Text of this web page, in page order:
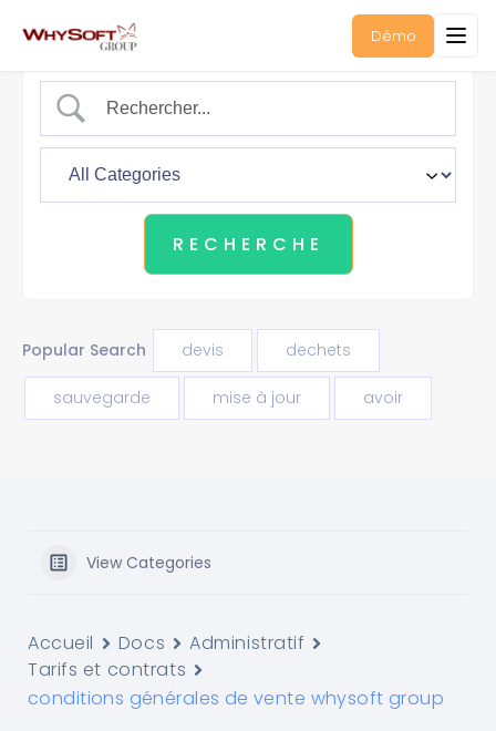
Démo
Popular Search devis dechets
sauvegarde mise à jour avoir
View Categories
Accueil Docs
Administratif
Tarifs et contrats
conditions générales de vente whysoft group